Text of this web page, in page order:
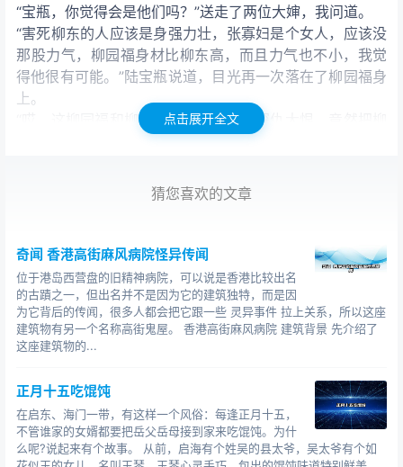
“宝瓶，你觉得会是他们吗？”送走了两位大婶，我问道。
“害死柳东的人应该是身强力壮，张寡妇是个女人，应该没
那股力气，柳园福身材比柳东高，而且力气也不小，我觉
得他很有可能。”陆宝瓶说道，目光再一次落在了柳园福身
上。
“哎，这柳园福和柳东之间到底有什么深仇大恨，竟然把柳
东给杀了。”村长跺脚。
知道，所以我们不能乱说。”我提醒道。
“村长，这样，你就和大伙儿说你有事
了。
我和陆宝瓶一起去了柳园福家里，他父亲柳泉也葬下去
了，我们去的时候他正在院子里坐着，见到我们来了急忙
起身迎接，很是客气。
“小哥，你们怎么来了，是有什么事吗？”柳园福又是给我们
端茶、递水的。
“多亏了小哥，否则我们这事还不知道怎么收场。”柳园福再
一次向我道谢。
“你父亲的死因我想很快就会查清楚的，今天来找叔是有另
点击展开全文
猜您喜欢的文章
奇闻 香港高街麻风病院怪异传闻
位于港岛西营盘的旧精神病院，可以说是香港比较出名
的古蹟之一，但出名并不是因为它的建筑独特，而是因
为它背后的传闻，很多人都会把它跟一些 灵异事件 拉上关系，所以这座
建筑物有另一个名称高街鬼屋。 香港高街麻风病院 建筑背景 先介绍了
这座建筑物的...
正月十五吃馄饨
在启东、海门一带，有这样一个风俗：每逢正月十五，
不管谁家的女婿都要把岳父岳母接到家来吃馄饨。为什
么呢?说起来有个故事。 从前，启海有个姓吴的县太爷，吴太爷有个如